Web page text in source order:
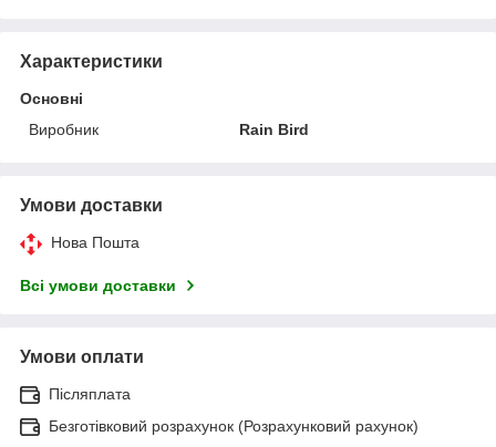
Характеристики
Основні
Виробник
Rain Bird
Умови доставки
Нова Пошта
Всі умови доставки
Умови оплати
Післяплата
Безготівковий розрахунок (Розрахунковий рахунок)